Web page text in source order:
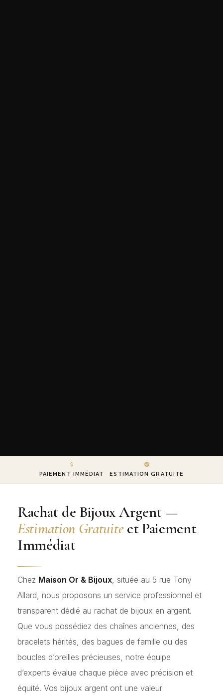
PAIEMENT IMMÉDIAT ESTIMATION GRATUITE
Rachat de Bijoux Argent —
Estimation Gratuiteet Paiement
Immédiat
Chez Maison Or & Bijoux, située au 5 rue Tony
Allard, nous proposons un service professionnel et
transparent dédié au rachat de bijoux en argent.
Que vous possédiez des chaînes anciennes, des
bracelets hérités, des bagues de famille ou des
boucles d’oreilles précieuses, notre équipe
d’experts évalue chaque pièce avec précision et
équité. Vos bijoux argent ont une valeur